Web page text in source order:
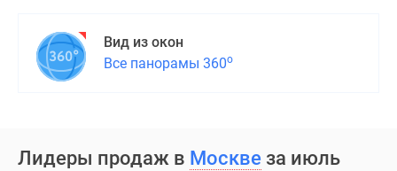
Вид из окон
Все панорамы 360о
Лидеры продаж в Москве за июль